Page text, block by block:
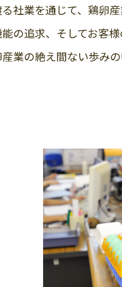
社業を通じて、鶏卵
の追求、そしてお客
業の絶え間ない歩み